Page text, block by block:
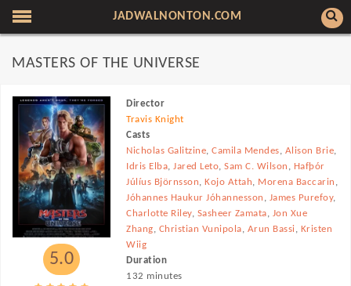
JADWALNONTON.COM
MASTERS OF THE UNIVERSE
5.0
Director
Travis Knight
Casts
Nicholas Galitzine,Camila Mendes, Alison Brie,
Idris Elba,Jared Leto,Sam C. Wilson , Hafþór
Júlíus Björnsson,Kojo Attah, Morena Baccarin ,
Jóhannes Haukur Jóhannesson , James Purefoy,
Charlotte Riley, Sasheer Zamata, Jon Xue
Zhang, Christian Vunipola, Arun Bassi, Kristen
Wiig
Duration
132 minutes